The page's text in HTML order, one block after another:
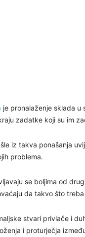
je pronalaženje sklada
zadatke koji su im
iz takva ponašanja
problema.
se boljima od
da takvo što
stvari privlače i
i proturječja